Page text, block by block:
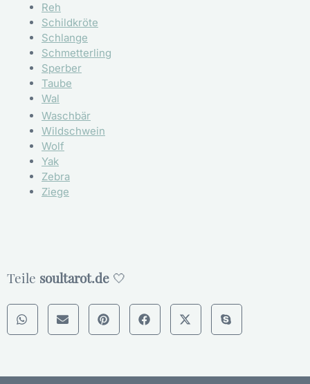
Reh
Schildkröte
Schlange
Schmetterling
Sperber
Taube
Wal
Waschbär
Wildschwein
Wolf
Yak
Zebra
Ziege
Teile soultarot.de 🤍